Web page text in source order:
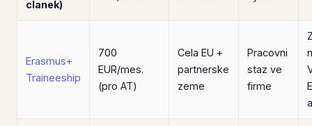
clanek)
Erasmus+
Traineeship
700
EUR/mes.
(pro AT)
Cela EU +
partnerske
zeme
Pracovni
staz ve
firme